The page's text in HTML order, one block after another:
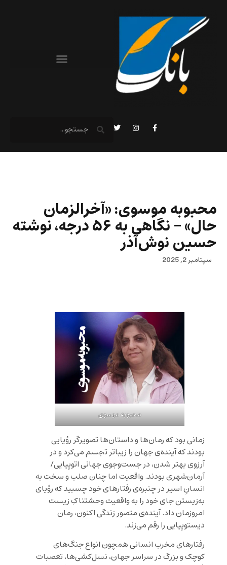
محبوبه موسوی: «آخرالزمان
حال» – نگاهی به ۵۶ درجه، نوشته
حسین نوش‌آذر
سپتامبر 2, 2025
محبوبه موسوی
زمانی بود که رمان‌ها و داستان‌ها تصویرگر رؤیایی
بودند که آینده‌ی جهان را زیباتر تجسم می‌کرد و در
آرزوی بهتر شدن، در جست‌وجوی جهانی اتوپیایی/
آرمان‌شهری بودند. واقعیت اما چنان صلب و سخت به
انسانِ اسیر در چنبره‌ی رفتارهای خود چسبید که رؤیای
به‌زیستن جای خود را به واقعیت وحشتناکِ زیست
امروزمان داد. آینده‌ی متصور زندگی اکنون، رمان
دیستوپیایی را رقم می‌زند.
رفتارهای مخرب انسانی همچون انواع جنگ‌های
کوچک و بزرگ در سراسر جهان، نسل‌کشی‌ها، تعصبات